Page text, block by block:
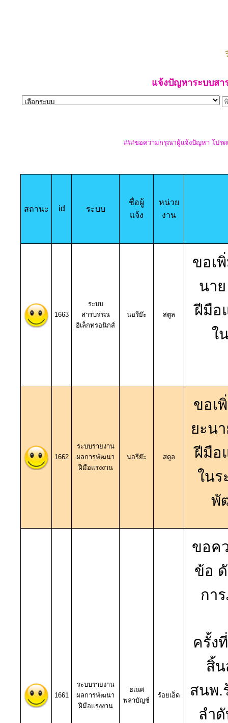
แจ้งปัญหาระบบสา
###ขอความกรุณาผู้แจ้งปัญหา โปร
สถานะ id ระบบ
ชื่อผู้
แจ้ง
หน่วย
งาน
1663
ระบบ
สารบรรณ
อิเล็กทรอนิกส์
นอรีย๊ะ สตูล
ขอเ
นา
ฝีมือ
ใ
1662
ระบบรายงาน
ผลการพัฒนา
ฝีมือแรงงาน
นอรีย๊ะ สตูล
ขอเ
ยะน
ฝีมือ
ในร
พั
1661
ระบบรายงาน
ผลการพัฒนา
ฝีมือแรงงาน
ธเนศ
พลาบัญช์
ร้อยเอ็ด
ขอค
ข้อ
กา
ครั้ง
สิ้
สนพ.
ลำ